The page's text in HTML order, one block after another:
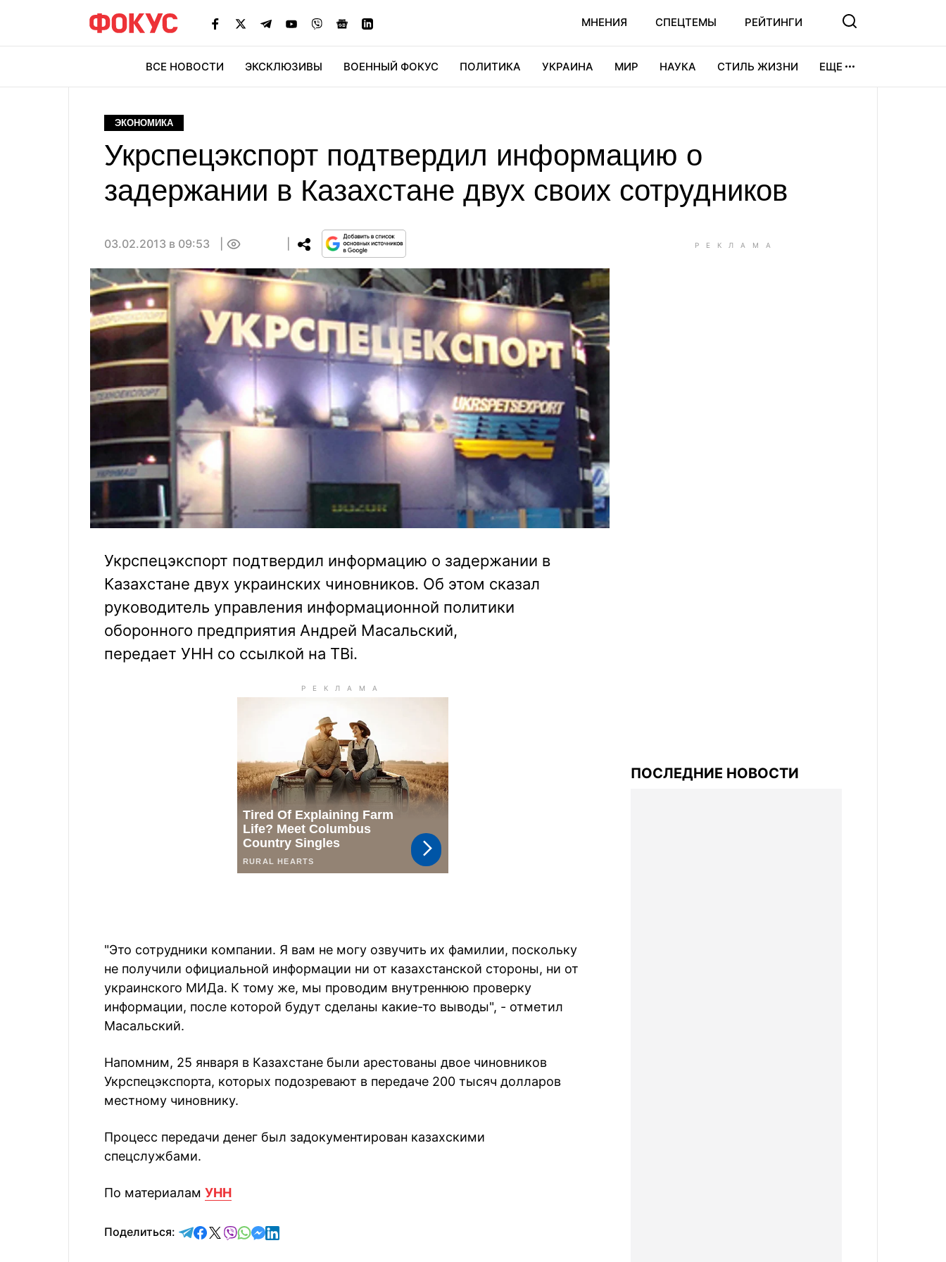
МНЕНИЯ СПЕЦТЕМЫ РЕЙТИНГИ
ВСЕ НОВОСТИ ЭКСКЛЮЗИВЫ ВОЕННЫЙ ФОКУС ПОЛИТИКА УКРАИНА МИР НАУКА СТИЛЬ ЖИЗНИ ЕЩЕ
ЭКОНОМИКА
Укрспецэкспорт подтвердил информацию о
задержании в Казахстане двух своих сотрудников
03.02.2013 в 09:53
Укрспецэкспорт подтвердил информацию о задержании в
Казахстане двух украинских чиновников. Об этом сказал
руководитель управления информационной политики
оборонного предприятия Андрей Масальский,
передает УНН со ссылкой на ТВi.
"Это сотрудники компании. Я вам не могу озвучить их фамилии, поскольку
не получили официальной информации ни от казахстанской стороны, ни от
украинского МИДа. К тому же, мы проводим внутреннюю проверку
информации, после которой будут сделаны какие-то выводы", - отметил
Масальский.
Напомним, 25 января в Казахстане были арестованы двое чиновников
Укрспецэкспорта, которых подозревают в передаче 200 тысяч долларов
местному чиновнику.
Процесс передачи денег был задокументирован казахскими
спецслужбами.
По материалам УНН
Поделиться: отправить в Telegram
поделиться в Facebook
поделиться в X
отправить в Viber
отправить в Whatsapp
отправить в Messenger
отправить в LinkedIn
ПОСЛЕДНИЕ НОВОСТИ